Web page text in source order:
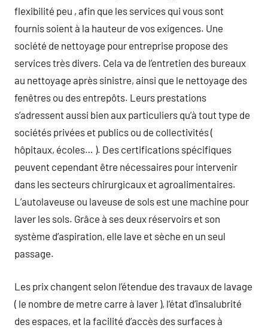
flexibilité peu , afin que les services qui vous sont
fournis soient à la hauteur de vos exigences. Une
société de nettoyage pour entreprise propose des
services très divers. Cela va de l’entretien des bureaux
au nettoyage après sinistre, ainsi que le nettoyage des
fenêtres ou des entrepôts. Leurs prestations
s’adressent aussi bien aux particuliers qu’à tout type de
sociétés privées et publics ou de collectivités (
hôpitaux, écoles… ). Des certifications spécifiques
peuvent cependant être nécessaires pour intervenir
dans les secteurs chirurgicaux et agroalimentaires.
L’autolaveuse ou laveuse de sols est une machine pour
laver les sols. Grâce à ses deux réservoirs et son
système d’aspiration, elle lave et sèche en un seul
passage.
Les prix changent selon l’étendue des travaux de lavage
( le nombre de metre carre à laver ), l’état d’insalubrité
des espaces, et la facilité d’accès des surfaces à